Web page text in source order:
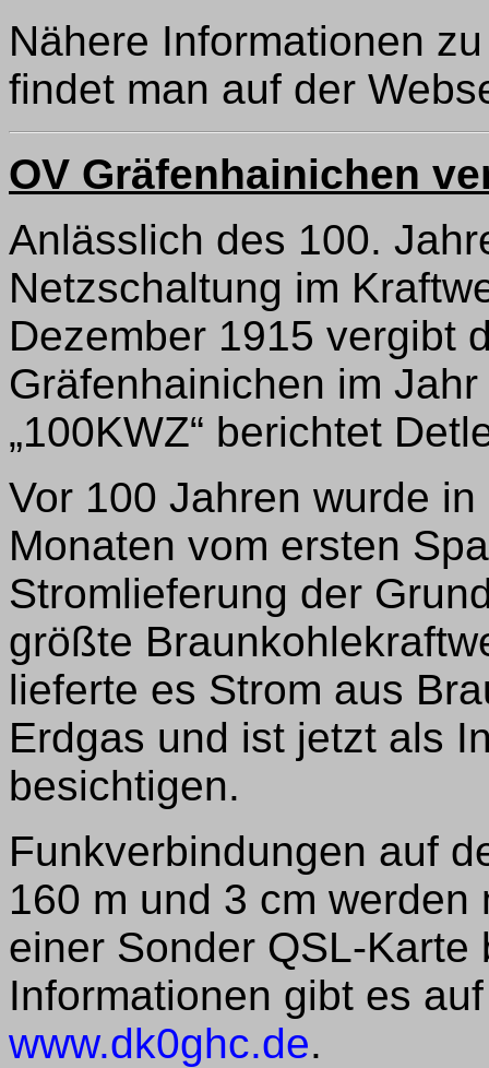
Nähere Informationen
findet man auf der
OV Gräfenhainichen
Anlässlich des 100.
Netzschaltung im
Dezember 1915 vergibt
Gräfenhainichen im
„100KWZ“ berichtet
Vor 100 Jahren wurde
Monaten vom ersten
Stromlieferung der
größte
lieferte es Strom aus
Erdgas und ist jetzt als
besichtigen.
Funkverbindungen auf
160 m und 3 cm
einer Sonder QSL-Karte
Informationen gibt es
www.dk0ghc.de.